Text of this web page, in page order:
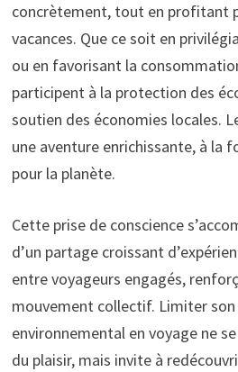
concrètement, tout en profitant
vacances. Que ce soit en
ou en favorisant la
participent à la protection des
soutien des économies locales.
une aventure enrichissante, à la
pour la planète.
Cette prise de conscience
d’un partage croissant
entre voyageurs engagés,
mouvement collectif. Limiter
environnemental en voyage ne
du plaisir, mais invite à